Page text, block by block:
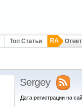
Топ Статьи RA
Sergey
Дата регистрации на